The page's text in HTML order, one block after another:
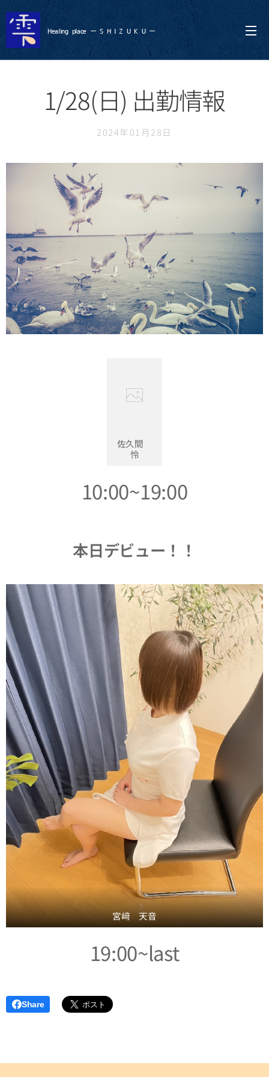
Healing place ー S H I Z U K U ー
1/28(日) 出勤情報
2024年01月28日
佐久間
怜
10:00~19:00
本日デビュー！！
宮﨑 天音
19:00~last
Share